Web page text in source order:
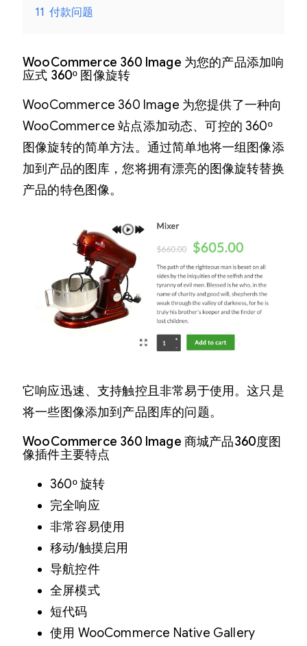
11 付款问题
WooCommerce 360 Image 为您的产品添加响
应式 360º 图像旋转
WooCommerce 360​​ Image 为您提供了一种向
WooCommerce 站点添加动态、可控的 360º
图像旋转的简单方法。通过简单地将一组图像添
加到产品的图库，您将拥有漂亮的图像旋转替换
产品的特色图像。
它响应迅速、支持触控且非常易于使用。这只是
将一些图像添加到产品图库的问题。
WooCommerce 360 Image 商城产品360度图
像插件主要特点
360º 旋转
完全响应
非常容易使用
移动/触摸启用
导航控件
全屏模式
短代码
使用 WooCommerce Native Gallery